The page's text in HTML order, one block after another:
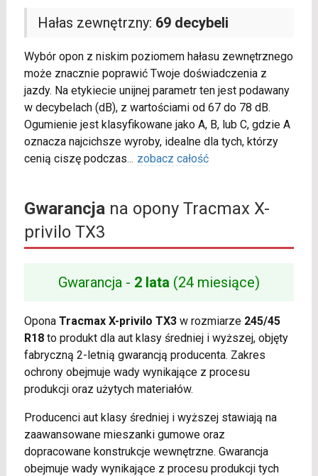
Hałas zewnętrzny: 69 decybeli
Wybór opon z niskim poziomem hałasu zewnętrznego
może znacznie poprawić Twoje doświadczenia z
jazdy. Na etykiecie unijnej parametr ten jest podawany
w decybelach (dB), z wartościami od 67 do 78 dB.
Ogumienie jest klasyfikowane jako A, B, lub C, gdzie A
oznacza najcichsze wyroby, idealne dla tych, którzy
cenią ciszę podczas... zobacz całość
Gwarancjana opony Tracmax X-
privilo TX3
Gwarancja - 2 lata (24 miesiące)
Opona Tracmax X-privilo TX3w rozmiarze 245/45
R18to produkt dla aut klasy średniej i wyższej, objęty
fabryczną 2-letnią gwarancją producenta. Zakres
ochrony obejmuje wady wynikające z procesu
produkcji oraz użytych materiałów.
Producenci aut klasy średniej i wyższej stawiają na
zaawansowane mieszanki gumowe oraz
dopracowane konstrukcje wewnętrzne. Gwarancja
obejmuje wady wynikające z procesu produkcji tych